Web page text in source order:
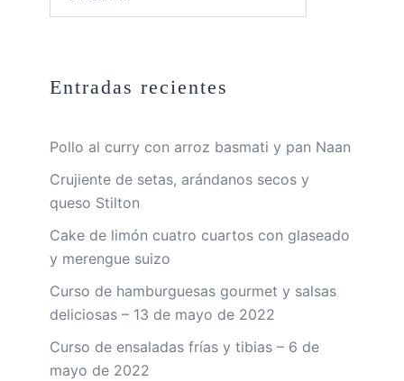
Entradas recientes
Pollo al curry con arroz basmati y pan Naan
Crujiente de setas, arándanos secos y
queso Stilton
Cake de limón cuatro cuartos con glaseado
y merengue suizo
Curso de hamburguesas gourmet y salsas
deliciosas – 13 de mayo de 2022
Curso de ensaladas frías y tibias – 6 de
mayo de 2022